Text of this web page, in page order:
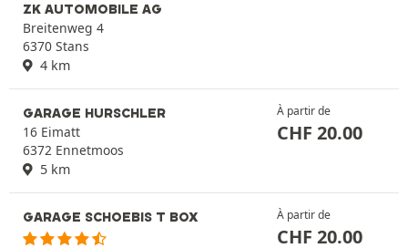
ZK AUTOMOBILE AG
Breitenweg 4
6370 Stans
4 km
GARAGE HURSCHLER
16 Eimatt
6372 Ennetmoos
5 km
À partir de
CHF 20.00
GARAGE SCHOEBIS T BOX À partir de
CHF 20.00